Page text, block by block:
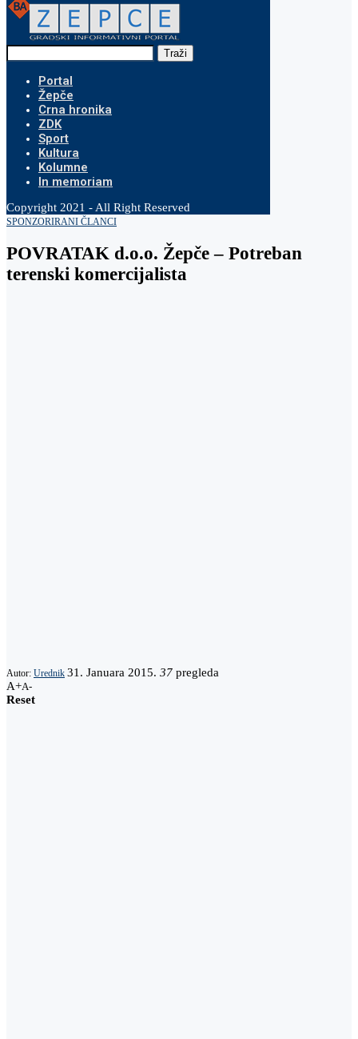
Traži
Portal
Žepče
Crna hronika
ZDK
Sport
Kultura
Kolumne
In memoriam
Copyright 2021 - All Right Reserved
SPONZORIRANI ČLANCI
POVRATAK d.o.o. Žepče – Potreban
terenski komercijalista
Autor: Urednik 31. Januara 2015. 37 pregleda
A+A-
Reset